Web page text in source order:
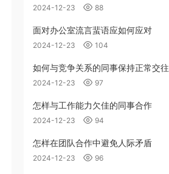
2024-12-23 88
面对办公室流言蜚语应如何应对
2024-12-23 104
如何与竞争关系的同事保持正常交往
2024-12-23 97
怎样与工作能力欠佳的同事合作
2024-12-23 94
怎样在团队合作中避免人际矛盾
2024-12-23 96